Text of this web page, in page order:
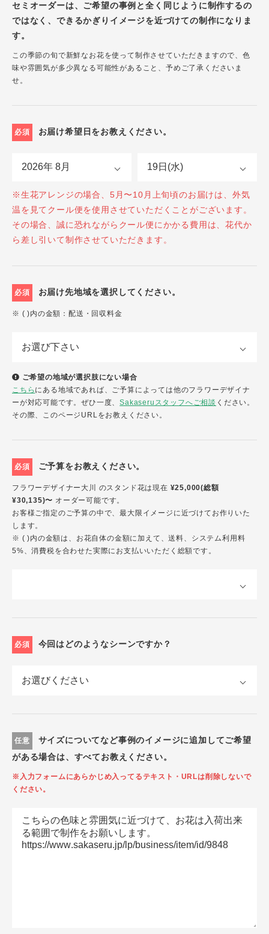
セミオーダーは、ご希望の事例と全く同じように制作するの
ではなく、できるかぎりイメージを近づけての制作になりま
す。
この季節の旬で新鮮なお花を使って制作させていただきますので、色
味や雰囲気が多少異なる可能性があること、予めご了承くださいま
せ。
必須 お届け希望日をお教えください。
※生花アレンジの場合、5月〜10月上旬頃のお届けは、外気
温を見てクール便を使用させていただくことがございます。
その場合、誠に恐れながらクール便にかかる費用は、花代か
ら差し引いて制作させていただきます。
必須 お届け先地域を選択してください。
※ ( )内の金額：配送・回収料金
ご希望の地域が選択肢にない場合
こちら にある地域であれば、ご予算によっては他のフラワーデザイナ
ーが対応可能です。ぜひ一度、Sakaseruスタッフへご相談 ください。
その際、このページURLをお教えください。
必須 ご予算をお教えください。
フラワーデザイナー大川 のスタンド花は現在 ¥25,000(総額
¥30,135)〜 オーダー可能です。
お客様ご指定のご予算の中で、最大限イメージに近づけてお作りいた
します。
※ ( )内の金額は、お花自体の金額に加えて、送料、システム利用料
5%、消費税を合わせた実際にお支払いいただく総額です。
必須 今回はどのようなシーンですか？
任意
サイズについてなど事例のイメージに追加してご希望
がある場合は、すべてお教えください。
※入力フォームにあらかじめ入ってるテキスト・URLは削除しないで
ください。